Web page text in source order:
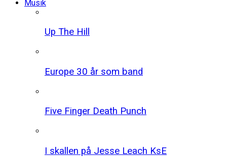
Musik
Up The Hill
Europe 30 år som band
Five Finger Death Punch
I skallen på Jesse Leach KsE